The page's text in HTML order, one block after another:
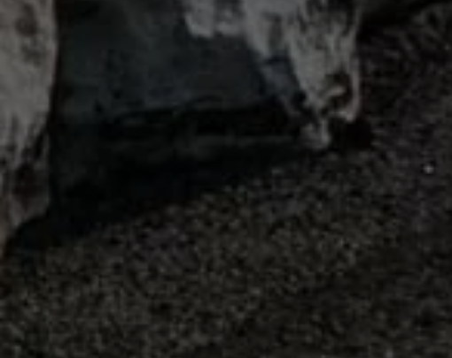
Schnittstellen zu Ihrem ID.
Marke und Erlebnis
Volkswagen R und R Experience
R Experience
Driving Experience
Volkswagen entdecken
T-Roc Kollektion
Golf Kollektion
ID. Kollektion
Volkswagen Kollektion
R-Kollektion
GTI Kollektion
Fußball Drop
we drive football
#wedriveproud
Besitzer und Service